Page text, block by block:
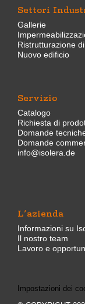
Settori
Gallerie
Ristrutturazione
Nuovo edificio
Servizio
Catalogo
Richiesta di
Domande
Domande
info@isolera.de
L’azienda
Informazioni su
Il nostro team
Lavoro e
Impostazioni dei